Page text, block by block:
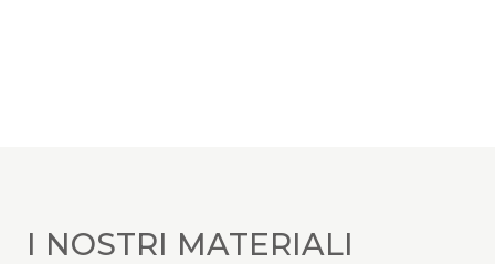
I NOSTRI MATERIALI